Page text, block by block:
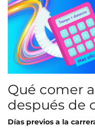
Qué comer
después de
Días previos a la